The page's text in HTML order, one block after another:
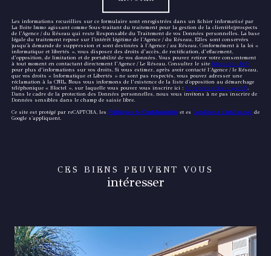
Les informations recueillies sur ce formulaire sont enregistrées dans un fichier informatisé par
La Boite Immo agissant comme Sous-traitant du traitement pour la gestion de la clientèle/prospects
de l'Agence / du Réseau qui reste Responsable du Traitement de vos Données personnelles. La base
légale du traitement repose sur l'intérêt légitime de l'Agence / du Réseau. Elles sont conservées
jusqu'à demande de suppression et sont destinées à l'Agence / au Réseau. Conformément à la loi «
informatique et libertés », vous disposez des droits d’accès, de rectification, d’effacement,
d’opposition, de limitation et de portabilité de vos données. Vous pouvez retirer votre consentement
à tout moment en contactant directement l’Agence / Le Réseau. Consultez le site https://cnil.fr/fr
pour plus d’informations sur vos droits. Si vous estimez, après avoir contacté l'Agence / le Réseau,
que vos droits « Informatique et Libertés » ne sont pas respectés, vous pouvez adresser une
réclamation à la CNIL. Nous vous informons de l’existence de la liste d'opposition au démarchage
téléphonique « Bloctel », sur laquelle vous pouvez vous inscrire ici : https://www.bloctel.gouv.fr.
Dans le cadre de la protection des Données personnelles, nous vous invitons à ne pas inscrire de
Données sensibles dans le champ de saisie libre.
Ce site est protégé par reCAPTCHA, les Politiques de Confidentialitéet es Conditions d'utilisation de
Google s'appliquent.
CES BIENS PEUVENT VOUS
intéresser